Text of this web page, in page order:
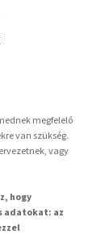
megfelelő
van szükség.
vagy
hogy
adatokat: az